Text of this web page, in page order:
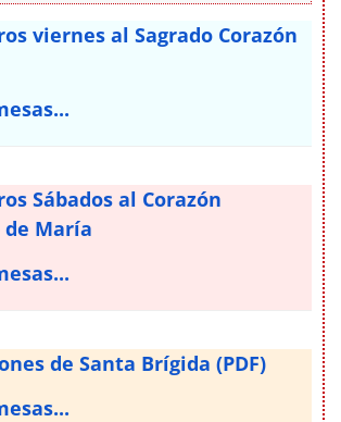
viernes al Sagrado Corazón
Sábados al Corazón
María
de Santa Brígida (PDF)